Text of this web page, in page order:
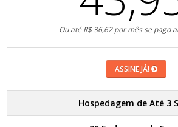
Ou até R$ 36,62 por mês se pago
ASSINE JÁ!
Hospedagem de Até 3